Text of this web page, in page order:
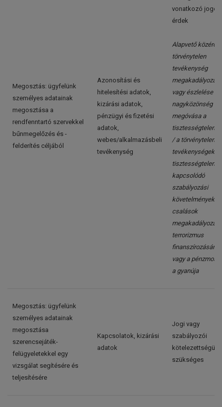
Megosztás: ügyfelünk
személyes adatainak
megosztása a
rendfenntartó szervekkel
bűnmegelőzés és -
felderítés céljából
Azonosítási és
hitelesítési adatok,
kizárási adatok,
pénzügyi és fizetési
adatok,
webes/alkalmazásbeli
tevékenység
vonatkozó jogos
érdek
Alapvető
törvénytelen
tevékenység
vagy észlelése / a
nagyközönség
megóvása a
/ a törvénytelen
kapcsolódó
szabályozási
követelmények /
csalások
terrorizmus
vagy a
a gyanúja
Megosztás: ügyfelünk
személyes adatainak
megosztása
szerencsejáték-
felügyeletekkel egy
vizsgálat segítésére és
teljesítésére
Kapcsolatok, kizárási
adatok
Jogi vagy
szabályozói
szükséges